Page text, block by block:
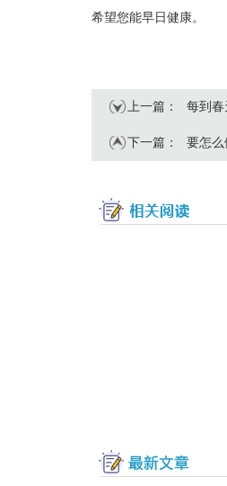
希望您能早日健康。
上一篇： 每到春
下一篇： 要怎么